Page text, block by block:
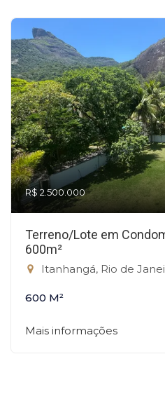
R$ 2.500.000
Terreno/Lote em
600m²
Itanhangá, Rio de
600 M²
Mais informações